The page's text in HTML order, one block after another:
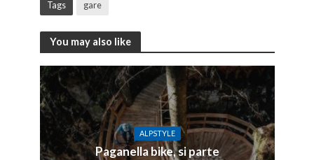
Tags gare
You may also like
ALPSTYLE
Paganella bike, si parte